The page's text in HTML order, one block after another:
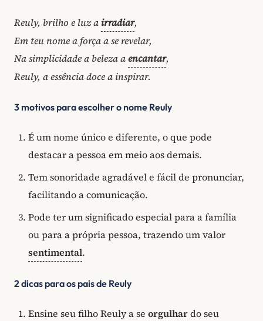
Reuly, brilho e luz airradiar,
Em teu nome a força a se revelar,
Na simplicidade a beleza aencantar,
Reuly, a essência doce a inspirar.
3 motivos para escolher o nome Reuly
É um nome único e diferente, o que pode
destacar a pessoa em meio aos demais.
Tem sonoridade agradável e fácil de pronunciar,
facilitando a comunicação.
Pode ter um significado especial para a família
ou para a própria pessoa, trazendo um valor
sentimental.
2 dicas para os pais de Reuly
Ensine seu filho Reuly a se orgulhardo seu